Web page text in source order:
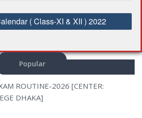
( Class-XI & XII ) 2022
Popular
ROUTINE-2026 [CENTER:
DHAKA]